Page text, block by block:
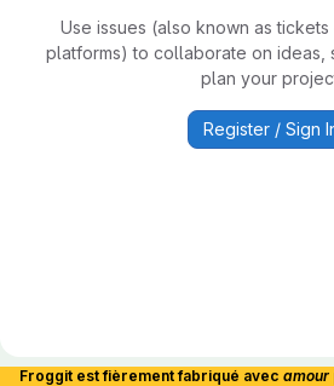
Use issues (also known as
platforms) to collaborate on ideas,
plan your
Register / Sign
Froggit est fièrement fabriqué avec amour